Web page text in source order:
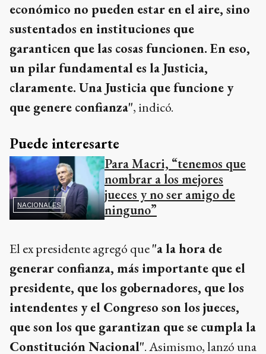
económico no pueden estar en el aire, sino
sustentados en instituciones que
garanticen que las cosas funcionen. En eso,
un pilar fundamental es la Justicia,
claramente. Una Justicia que funcione y
que genere confianza", indicó.
Puede interesarte
NACIONALES
Para Macri, “tenemos que
nombrar a los mejores
jueces y no ser amigo de
ninguno”
El ex presidente agregó que"a la hora de
generar confianza, más importante que el
presidente, que los gobernadores, que los
intendentes y el Congreso son los jueces,
que son los que garantizan que se cumpla la
Constitución Nacional". Asimismo, lanzó una